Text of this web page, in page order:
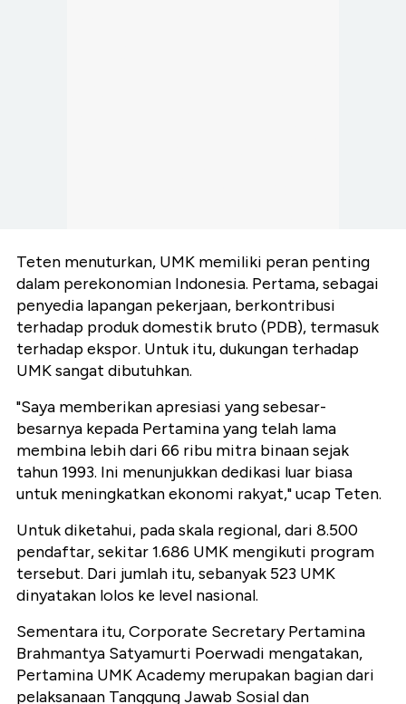
Teten menuturkan, UMK memiliki peran penting
dalam perekonomian Indonesia. Pertama, sebagai
penyedia lapangan pekerjaan, berkontribusi
terhadap produk domestik bruto (PDB), termasuk
terhadap ekspor. Untuk itu, dukungan terhadap
UMK sangat dibutuhkan.
"Saya memberikan apresiasi yang sebesar-
besarnya kepada Pertamina yang telah lama
membina lebih dari 66 ribu mitra binaan sejak
tahun 1993. Ini menunjukkan dedikasi luar biasa
untuk meningkatkan ekonomi rakyat," ucap Teten.
Untuk diketahui, pada skala regional, dari 8.500
pendaftar, sekitar 1.686 UMK mengikuti program
tersebut. Dari jumlah itu, sebanyak 523 UMK
dinyatakan lolos ke level nasional.
Sementara itu, Corporate Secretary Pertamina
Brahmantya Satyamurti Poerwadi mengatakan,
Pertamina UMK Academy merupakan bagian dari
pelaksanaan Tanggung Jawab Sosial dan